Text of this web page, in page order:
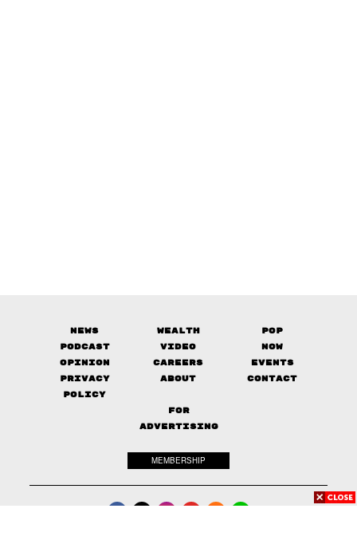
News Wealth
Pop
Podcast
Video
Now
Opinion
Careers
Events
Privacy
Policy
About Contact
FOR
ADVERTISING
MEMBERSHIP